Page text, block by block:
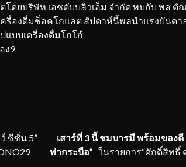
โดยบริษัท เอชดับบลิวเอ็ม จำกัด พบกับ พล ตั
รื่องดื่มช็อคโกแลต สัปดาห์นี้พลนำแรงบันดา
แบบเครื่องดื่มโกโก้
ง9
ซีซั่น 5”
เสาร์ที่ 3 นี้ ชมบารมี พร้อมของดี
ท่ากระบือ” ในรายการ“ศักดิ์สิทธิ์